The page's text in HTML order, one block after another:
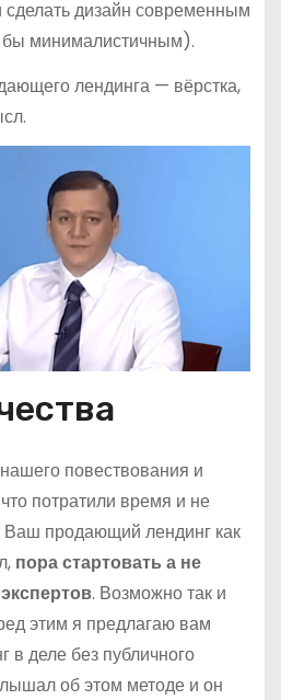
сделать дизайн современным
минималистичным).
лендинга — вёрстка,
повествования и
потратили время и не
Ваш продающий лендинг как
пора стартовать а не
. Возможно так и
этим я предлагаю вам
в деле без публичного
об этом методе и он